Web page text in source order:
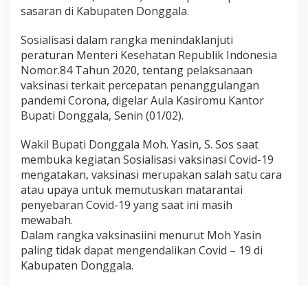
i
a
s
i
C
o
v
1
9
.
sasaran di Kabupaten Donggala.
Sosialisasi dalam rangka menindaklanjuti
peraturan Menteri Kesehatan Republik Indonesia
Nomor.84 Tahun 2020, tentang pelaksanaan
vaksinasi terkait percepatan penanggulangan
pandemi Corona, digelar Aula Kasiromu Kantor
Bupati Donggala, Senin (01/02).
Wakil Bupati Donggala Moh. Yasin, S. Sos saat
membuka kegiatan Sosialisasi vaksinasi Covid-19
mengatakan, vaksinasi merupakan salah satu cara
atau upaya untuk memutuskan matarantai
penyebaran Covid-19 yang saat ini masih
mewabah.
Dalam rangka vaksinasiini menurut Moh Yasin
paling tidak dapat mengendalikan Covid – 19 di
Kabupaten Donggala.